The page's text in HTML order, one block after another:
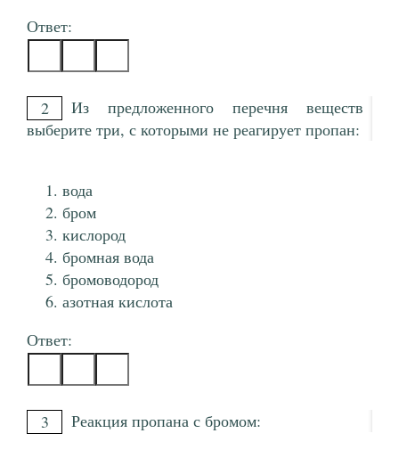
Ответ:
2
Из предложенного перечня веществ
выберите три, с которыми не реагирует пропан:
вода
бром
кислород
бромная вода
бромоводород
азотная кислота
Ответ:
3 Реакция пропана с бромом: